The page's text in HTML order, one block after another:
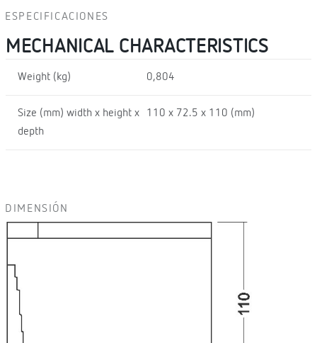
ESPECIFICACIONES
MECHANICAL CHARACTERISTICS
Weight (kg) 0,804
Size (mm) width x height x
depth
110 x 72.5 x 110 (mm)
DIMENSIÓN